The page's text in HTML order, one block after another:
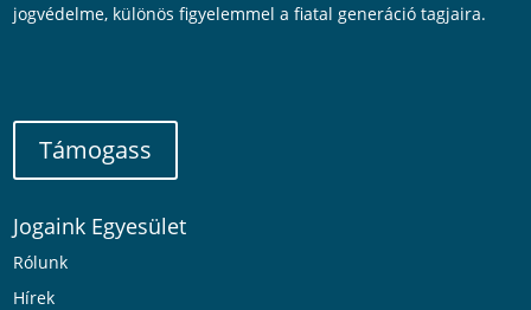
jogvédelme, különös figyelemmel a fiatal generáció tagjaira.
Támogass
Jogaink Egyesület
Rólunk
Hírek